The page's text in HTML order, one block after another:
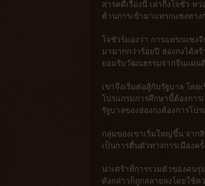
สารคดีเรื่องนี้ เล่าถึงโจชัว ห
ต้านการเข้ามาแทรกแซงทา
โจชัวร์มองว่า การแทรกแซง
มามากกว่าร้อยปี ฮ่องกงได้ส
ยอมรับวัฒนธรรมจากจีนแผ่น
เขาจึงเริ่มต่อสู้กับรัฐบาล โด
โปรแกรมการศึกษานี้ต้องกา
รัฐบาลของฮ่องกงต้องการโป
กลุ่มของเขาเริ่มใหญ่ขึ้น จาก
เป็นการตื่นตัวทางการเมือง
น่าเศร้าที่การรวมตัวของคน
ดังกล่าวก็ถูกสลายลงโดยใช้